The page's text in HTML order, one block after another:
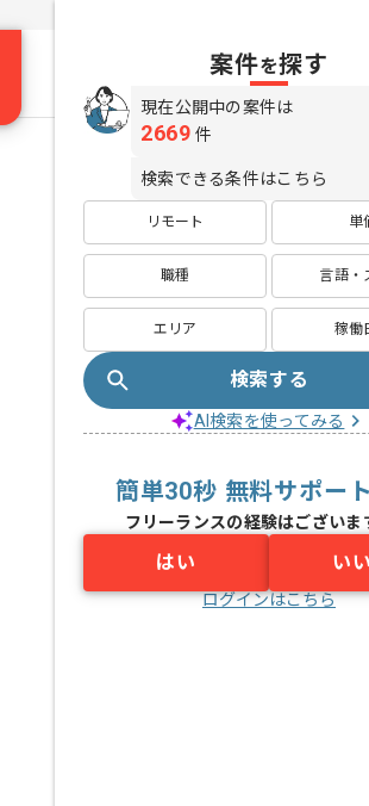
案件を探す
現在公開中の案件は
2669 件
検索できる条件はこちら
リモート 単
職種 言語・
エリア 稼働
検索する
AI検索を使ってみる
簡単30秒 無料サポー
フリーランスの経験はございま
はい い
ログインはこちら